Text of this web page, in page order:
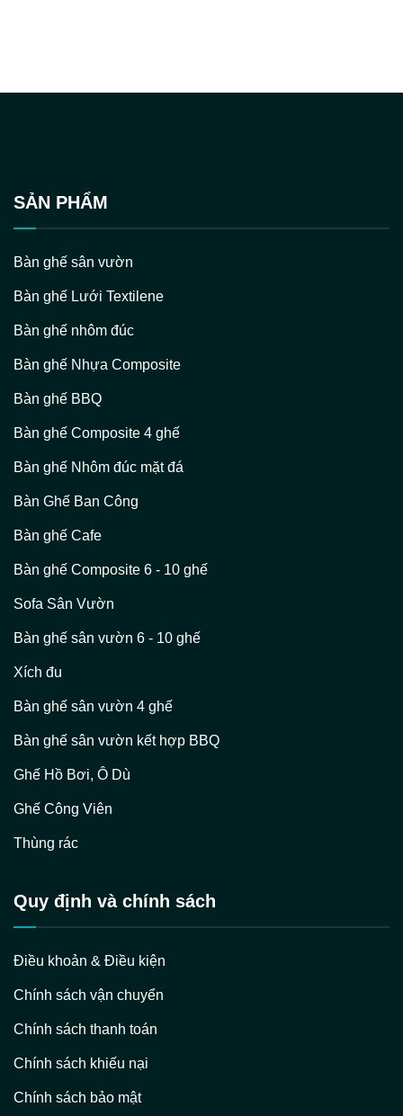
SẢN PHẨM
Bàn ghế sân vườn
Bàn ghế Lưới Textilene
Bàn ghế nhôm đúc
Bàn ghế Nhựa Composite
Bàn ghế BBQ
Bàn ghế Composite 4 ghế
Bàn ghế Nhôm đúc mặt đá
Bàn Ghế Ban Công
Bàn ghế Cafe
Bàn ghế Composite 6 - 10 ghế
Sofa Sân Vườn
Bàn ghế sân vườn 6 - 10 ghế
Xích đu
Bàn ghế sân vườn 4 ghế
Bàn ghế sân vườn kết hợp BBQ
Ghế Hồ Bơi, Ô Dù
Ghế Công Viên
Thùng rác
Quy định và chính sách
Điều khoản & Điều kiện
Chính sách vận chuyển
Chính sách thanh toán
Chính sách khiếu nại
Chính sách bảo mật